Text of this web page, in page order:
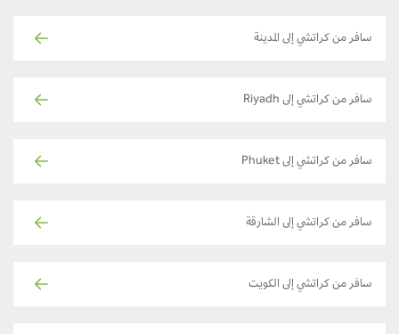
سافر من كراتشي إلى المدينة
سافر من كراتشي إلى Riyadh
سافر من كراتشي إلى Phuket
سافر من كراتشي إلى الشارقة
سافر من كراتشي إلى الكويت